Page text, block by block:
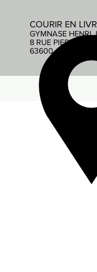
COURIR EN
GYMNASE HENRI
8 RUE PIERRE DE
63600 AMBERT